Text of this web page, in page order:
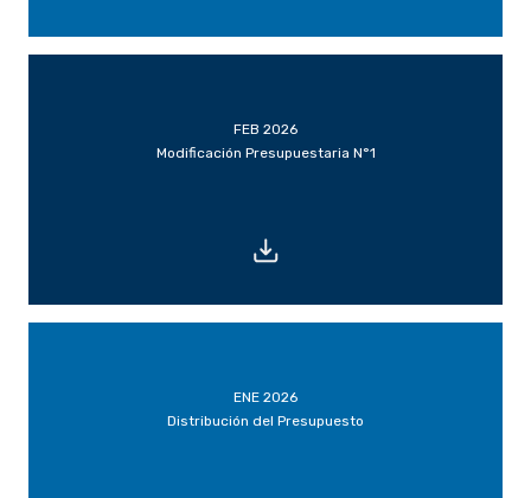
FEB 2026
Modificación Presupuestaria N°1
ENE 2026
Distribución del Presupuesto